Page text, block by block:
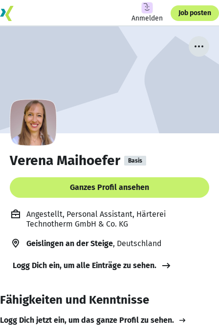
Anmelden
Job posten
Verena Maihoefer Basis
Ganzes Profil ansehen
Angestellt, Personal Assistant, Härterei
Technotherm GmbH & Co. KG
Geislingen an der Steige, Deutschland
Logg Dich ein, um alle Einträge zu sehen.
Fähigkeiten und Kenntnisse
Logg Dich jetzt ein, um das ganze Profil zu sehen.